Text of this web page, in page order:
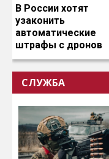
В России хотят
узаконить
автоматические
штрафы с дронов
СЛУЖБА